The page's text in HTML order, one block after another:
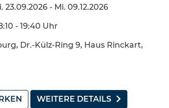
23.09.2026 - Mi. 09.12.2026
- 19:40 Uhr
Dr.-Külz-Ring 9, Haus Rinckart,
WEITERE DETAILS